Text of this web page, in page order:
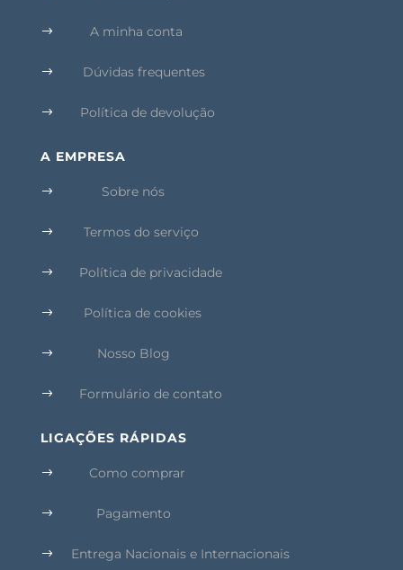
$ A minha conta
$ Dúvidas frequentes
$ Política de devolução
A EMPRESA
$ Sobre nós
$ Termos do serviço
$ Política de privacidade
$ Política de cookies
$ Nosso Blog
$ Formulário de contato
LIGAÇÕES RÁPIDAS
$ Como comprar
$ Pagamento
$ Entrega Nacionais e Internacionais